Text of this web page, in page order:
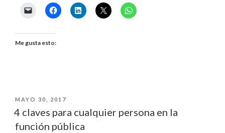
Me gusta esto:
PUBLICADO
EL
MAYO 30, 2017
4 claves para cualquier persona en la
función pública